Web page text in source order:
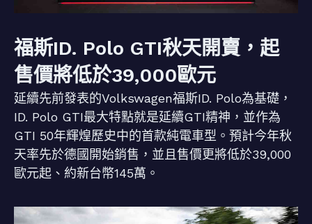
福斯ID. Polo GTI秋天開賣，起
售價將低於39,000歐元
延續先前發表的Volkswagen福斯ID. Polo為基礎，
ID. Polo GTI最大特點就是延續GTI精神，並作為
GTI 50年輝煌歷史中的首款純電車型。預計今年秋
天率先於德國開始銷售，並且售價更將低於39,000
歐元起、約新台幣145萬。